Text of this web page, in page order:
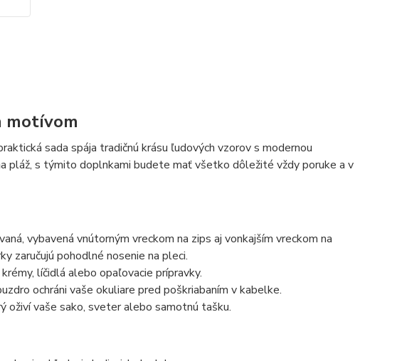
motívom
sada spája tradičnú krásu ľudových vzorov s modernou
pláž, s týmito doplnkami budete mať všetko dôležité vždy poruke a v
vybavená vnútorným vreckom na zips aj vonkajším vreckom na
zaručujú pohodlné nosenie na pleci.
líčidlá alebo opaľovacie prípravky.
ochráni vaše okuliare pred poškriabaním v kabelke.
oživí vaše sako, sveter alebo samotnú tašku.